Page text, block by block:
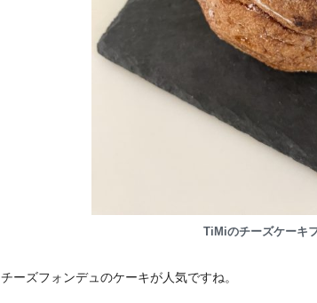
TiMiのチーズケーキ
チーズフォンデュのケーキが人気ですね。